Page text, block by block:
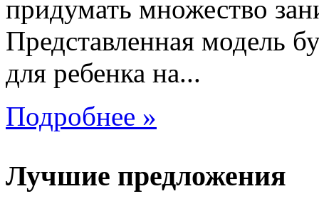
придумать множество
Представленная модель
для ребенка на...
Подробнее »
Лучшие предложения